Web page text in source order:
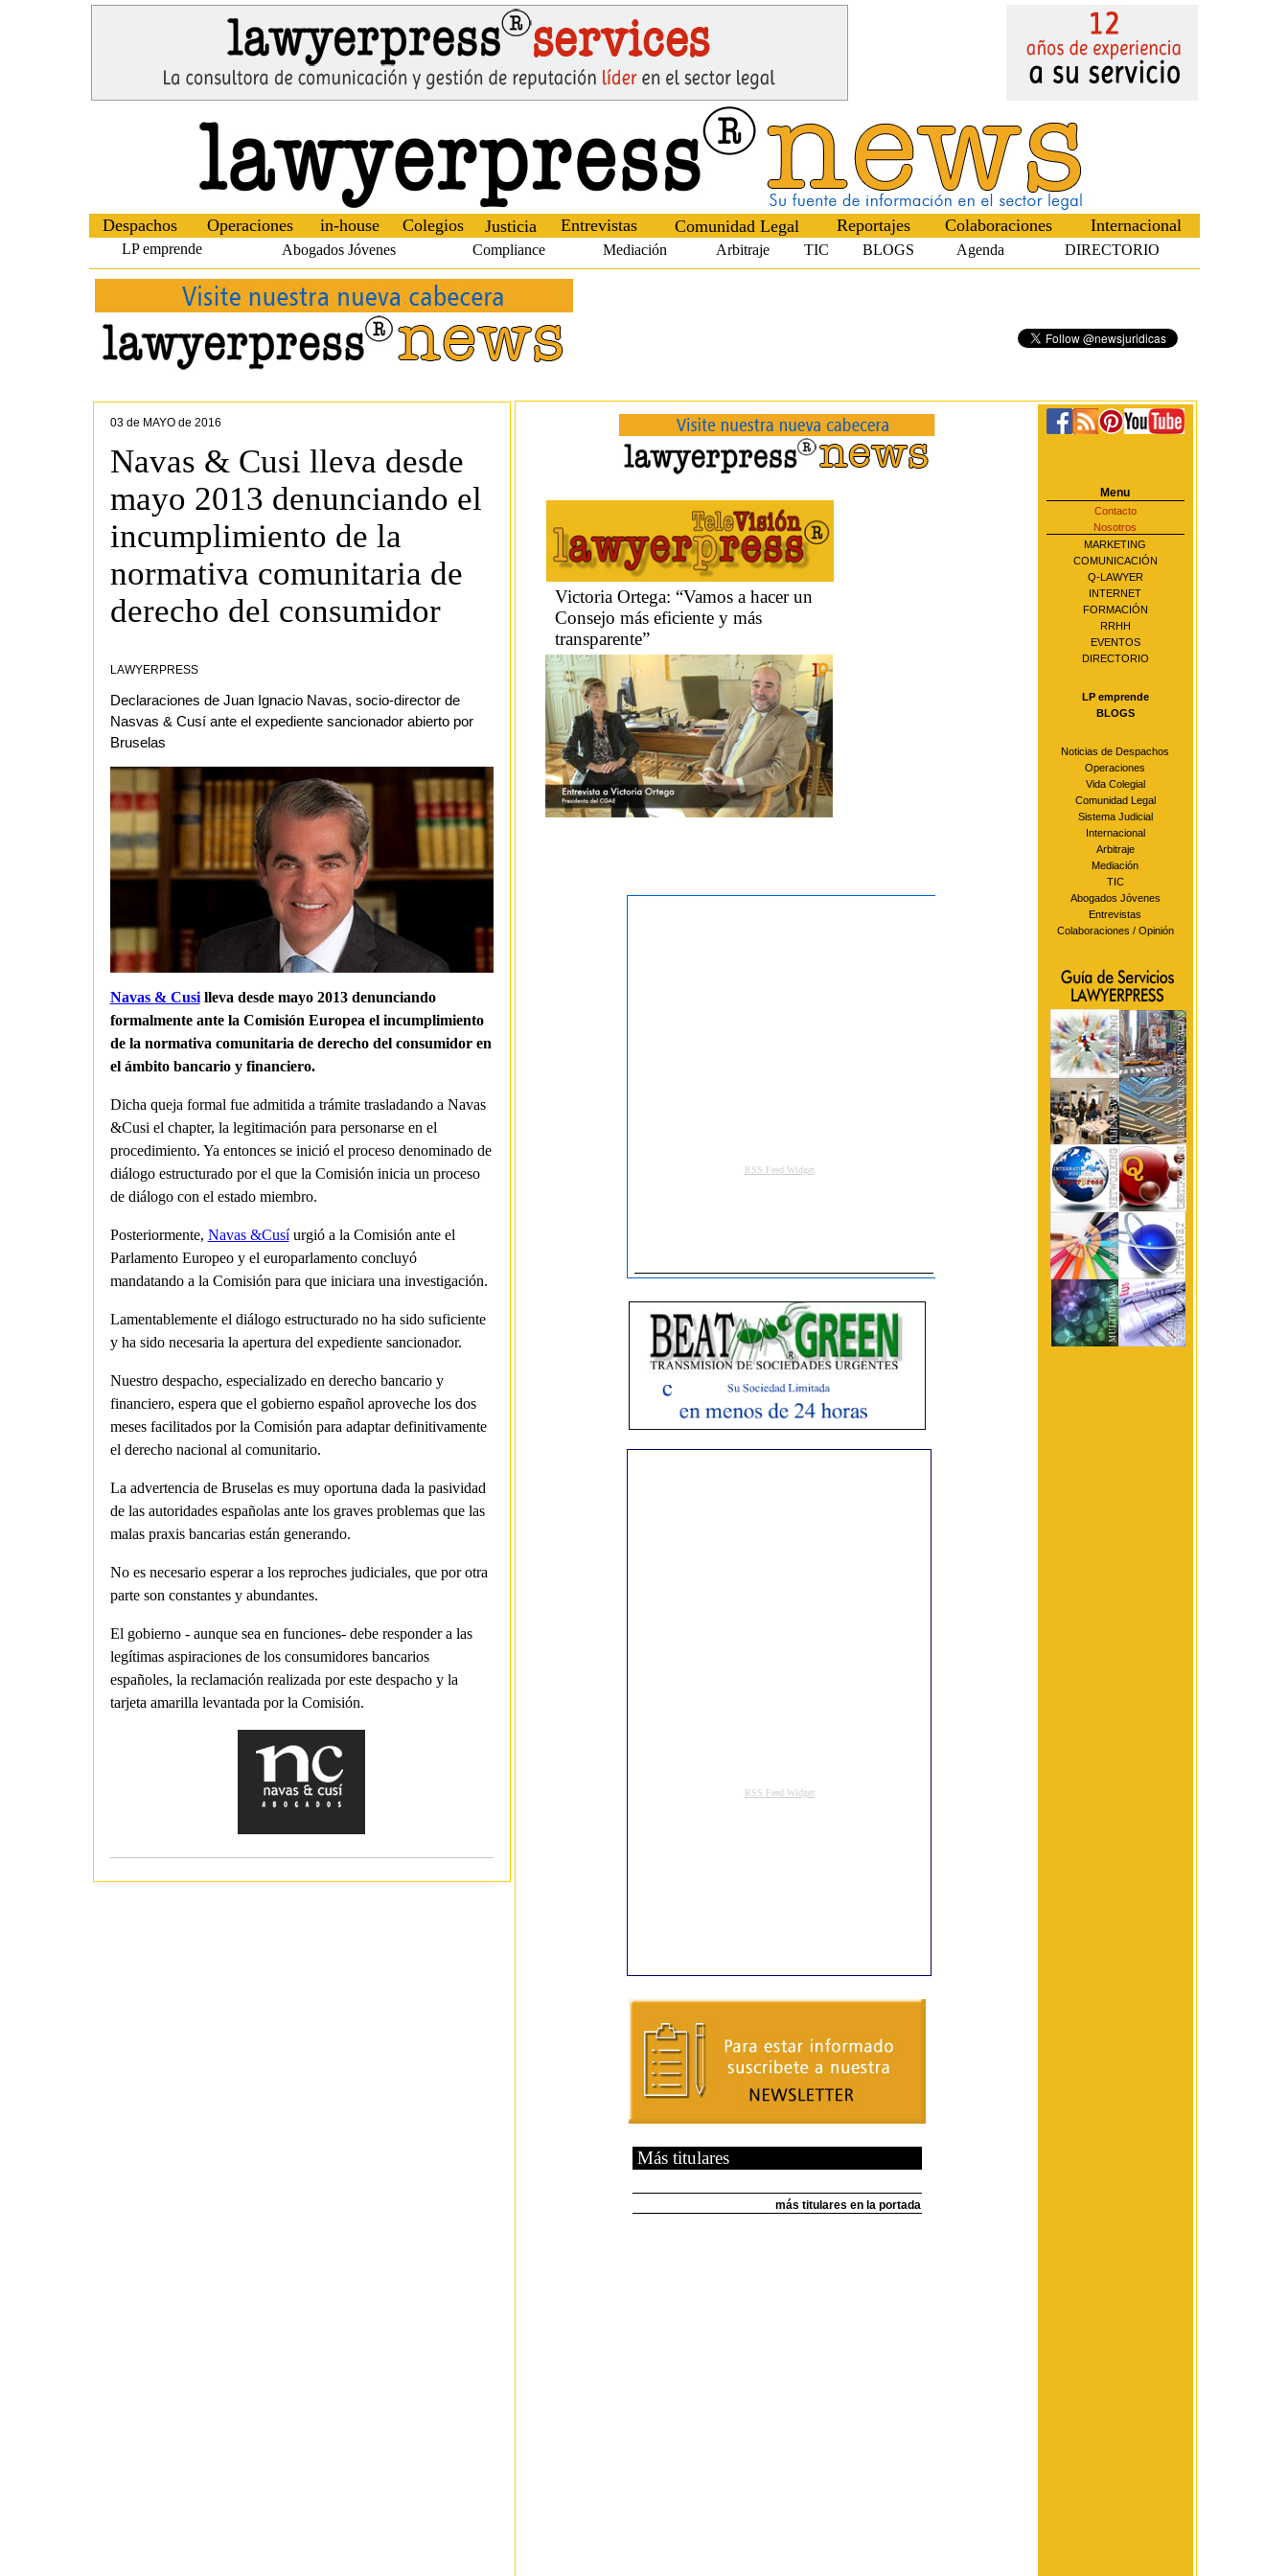
Despachos Operaciones in-house Colegios Justicia Entrevistas Comunidad Legal Reportajes Colaboraciones Internacional
LP emprende Abogados Jóvenes Compliance Mediación Arbitraje TIC BLOGS Agenda DIRECTORIO
03 de MAYO de 2016
Navas & Cusi lleva desde
mayo 2013 denunciando el
incumplimiento de la
normativa comunitaria de
derecho del consumidor
LAWYERPRESS
Declaraciones de Juan Ignacio Navas, socio-director de
Nasvas & Cusí ante el expediente sancionador abierto por
Bruselas
Navas & Cusilleva desde mayo 2013 denunciando
formalmente ante la Comisión Europea el incumplimiento
de la normativa comunitaria de derecho del consumidor en
el ámbito bancario y financiero.
Dicha queja formal fue admitida a trámite trasladando a Navas
&Cusi el chapter, la legitimación para personarse en el
procedimiento. Ya entonces se inició el proceso denominado de
diálogo estructurado por el que la Comisión inicia un proceso
de diálogo con el estado miembro.
Posteriormente, Navas &Cusíurgió a la Comisión ante el
Parlamento Europeo y el europarlamento concluyó
mandatando a la Comisión para que iniciara una investigación.
Lamentablemente el diálogo estructurado no ha sido suficiente
y ha sido necesaria la apertura del expediente sancionador.
Nuestro despacho, especializado en derecho bancario y
financiero, espera que el gobierno español aproveche los dos
meses facilitados por la Comisión para adaptar definitivamente
el derecho nacional al comunitario.
La advertencia de Bruselas es muy oportuna dada la pasividad
de las autoridades españolas ante los graves problemas que las
malas praxis bancarias están generando.
No es necesario esperar a los reproches judiciales, que por otra
parte son constantes y abundantes.
El gobierno - aunque sea en funciones- debe responder a las
legítimas aspiraciones de los consumidores bancarios
españoles, la reclamación realizada por este despacho y la
tarjeta amarilla levantada por la Comisión.
Menu
Contacto
Nosotros
MARKETING
COMUNICACIÓN
Q-LAWYER
INTERNET
FORMACIÓN
RRHH
EVENTOS
DIRECTORIO
LP emprende
BLOGS
Noticias de Despachos
Operaciones
Vida Colegial
Comunidad Legal
Sistema Judicial
Internacional
Arbitraje
Mediación
TIC
Abogados Jóvenes
Entrevistas
Colaboraciones / Opinión